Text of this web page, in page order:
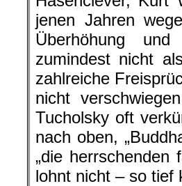
jenen Jahren
Überhöhung
zumindest nicht
zahlreiche
nicht
Tucholsky oft
nach oben,
„die herrschenden
lohnt nicht – so tief